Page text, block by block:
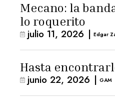
Mecano: la
lo roquerito
julio 11, 2026 | Edgar
Hasta
junio 22, 2026 | GAM